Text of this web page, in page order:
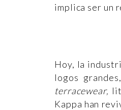
implica ser un
Hoy, la
logos
terracewear,
Kappa han